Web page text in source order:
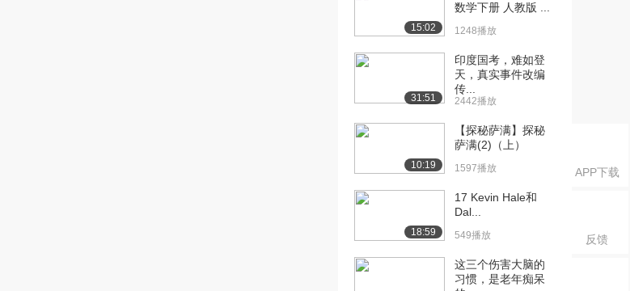
APP下载
反馈
[22] 画出斜截式方程图像 03:08
[23] 斜率及y轴截距程序演
08:41
[24] 直线方程(续)
1.1万播放
06:51
[25] 斜率和y轴截距
[27] 应用X和Y截距画图 04:05
15:02
数学下册 人教版 ...
1248播放
31:51
印度国考，难如登
天，真实事件改编
传...
2442播放
10:19
【探秘萨满】探秘
萨满(2)（上）
1597播放
18:59
17 Kevin Hale和
Dal...
549播放
这三个伤害大脑的
习惯，是老年痴呆